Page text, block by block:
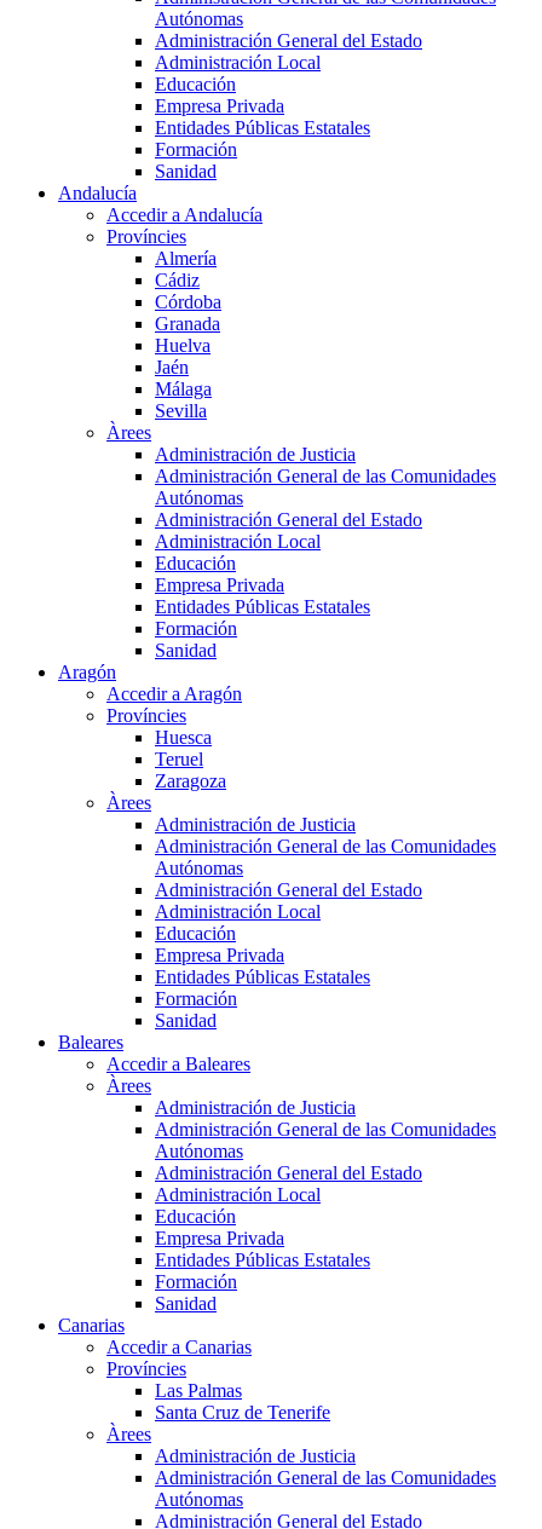
Autónomas
Administración General del Estado
Administración Local
Educación
Empresa Privada
Entidades Públicas Estatales
Formación
Sanidad
Andalucía
Accedir a Andalucía
Províncies
Almería
Cádiz
Córdoba
Granada
Huelva
Jaén
Málaga
Sevilla
Àrees
Administración de Justicia
Administración General de las Comunidades
Autónomas
Administración General del Estado
Administración Local
Educación
Empresa Privada
Entidades Públicas Estatales
Formación
Sanidad
Aragón
Accedir a Aragón
Províncies
Huesca
Teruel
Zaragoza
Àrees
Administración de Justicia
Administración General de las Comunidades
Autónomas
Administración General del Estado
Administración Local
Educación
Empresa Privada
Entidades Públicas Estatales
Formación
Sanidad
Baleares
Accedir a Baleares
Àrees
Administración de Justicia
Administración General de las Comunidades
Autónomas
Administración General del Estado
Administración Local
Educación
Empresa Privada
Entidades Públicas Estatales
Formación
Sanidad
Canarias
Accedir a Canarias
Províncies
Las Palmas
Santa Cruz de Tenerife
Àrees
Administración de Justicia
Administración General de las Comunidades
Autónomas
Administración General del Estado